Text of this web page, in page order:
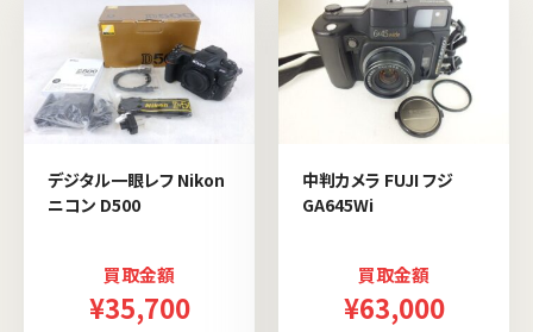
デジタル一眼レフ Nikon
ニコン D500
買取金額
¥35,700
中判カメラ FUJI フジ
GA645Wi
買取金額
¥63,000